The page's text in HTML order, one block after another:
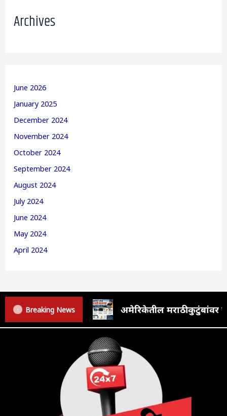
Archives
June 2026
January 2025
December 2024
November 2024
October 2024
September 2024
August 2024
July 2024
June 2024
May 2024
April 2024
Breaking News अमेरिकेतील मराठी कुटुंबांवर